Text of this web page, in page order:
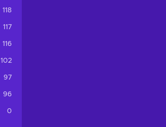
118
117
116
102
97
96
0